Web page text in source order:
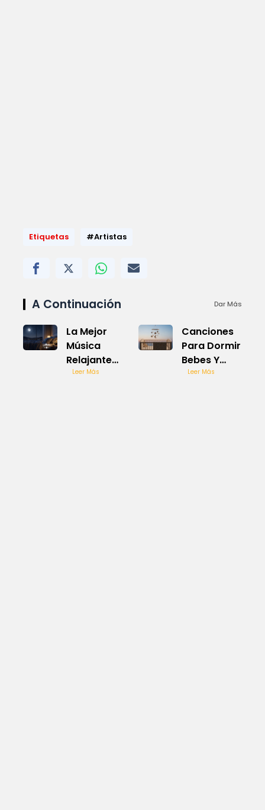
Etiquetas #Artistas
A Continuación Dar Más
La Mejor
Música
Relajante
para Dormir
Leer Más
Canciones
Para Dormir
Bebes Y
Relajarse
Leer Más